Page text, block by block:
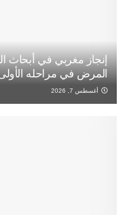
إنجاز مغربي في أبحاث
المرض في مراحله
أغسطس 7, 2026